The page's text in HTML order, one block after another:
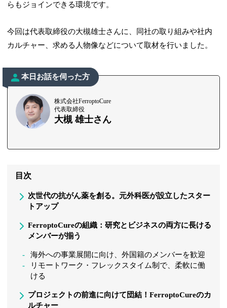
らもジョインできる環境です。
今回は代表取締役の大槻雄士さんに、同社の取り組みや社内
カルチャー、求める人物像などについて取材を行いました。
本日お話を伺った方
株式会社FerroptoCure
代表取締役
大槻 雄士さん
目次
次世代の抗がん薬を創る。元外科医が設立したスター
トアップ
FerroptoCureの組織：研究とビジネスの両方に長ける
メンバーが揃う
海外への事業展開に向け、外国籍のメンバーを歓迎
リモートワーク・フレックスタイム制で、柔軟に働
ける
プロジェクトの前進に向けて団結！FerroptoCureのカ
ルチャー